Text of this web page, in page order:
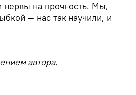
на прочность. Мы,
— нас так научили, и
автора.